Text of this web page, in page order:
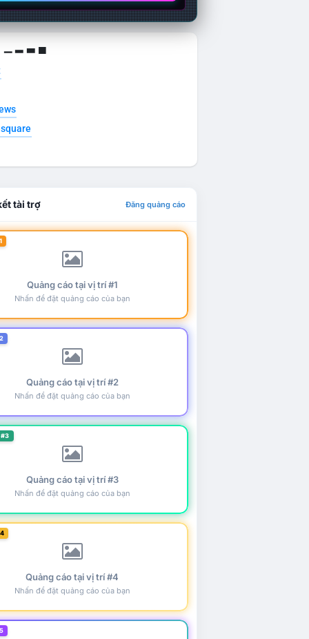
▁ ▂ ▃ ▄
tài trợ Đăng quảng cáo
Quảng cáo tại vị trí #1
Nhấn để đặt quảng cáo của bạn
Quảng cáo tại vị trí #2
Nhấn để đặt quảng cáo của bạn
Quảng cáo tại vị trí #3
Nhấn để đặt quảng cáo của bạn
Quảng cáo tại vị trí #4
Nhấn để đặt quảng cáo của bạn